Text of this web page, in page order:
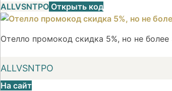
ALLVSNTPO Открыть код
Отелло промокод скидка 5%, но не более
ALLVSNTPO
На сайт